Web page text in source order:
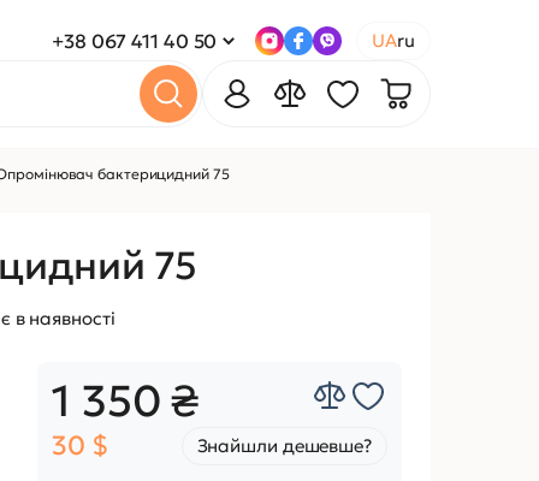
+38 067 411 40 50 UAru
бактерицидний 75
75
в наявності
1 350 ₴
30 $ Знайшли дешевше?